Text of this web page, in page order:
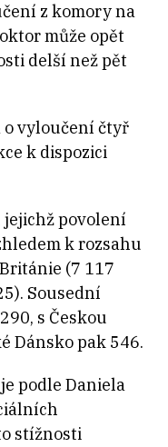
z komory na
může opět
delší než pět
o vyloučení čtyř
k dispozici
povolení
k rozsahu
(7 117
Sousední
s Českou
Dánsko pak 546.
podle Daniela
stížnosti